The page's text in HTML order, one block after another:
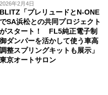
2026年2月4日
BLITZ「プレリュードとN-ONE
でSA浜松との共同プロジェクト
がスタート！ FL5純正電子制
御ダンパーを活かして使う車高
調整スプリングキットも展示」
東京オートサロン